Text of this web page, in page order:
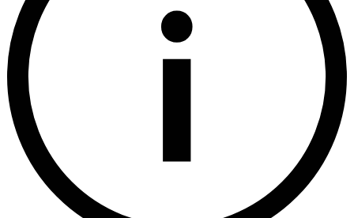
i